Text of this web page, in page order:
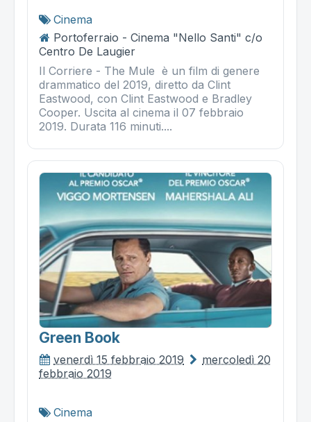
Cinema
Portoferraio - Cinema "Nello Santi" c/o
Centro De Laugier
Il Corriere - The Mule è un film di genere
drammatico del 2019, diretto da Clint
Eastwood, con Clint Eastwood e Bradley
Cooper. Uscita al cinema il 07 febbraio
2019. Durata 116 minuti....
Green Book
venerdì 15 febbraio 2019
mercoledì 20
febbraio 2019
Cinema